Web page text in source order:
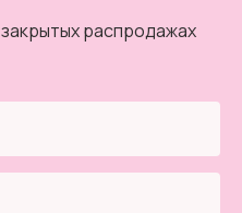
распродажах